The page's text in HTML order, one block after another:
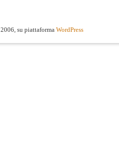
2006, su piattaforma WordPress